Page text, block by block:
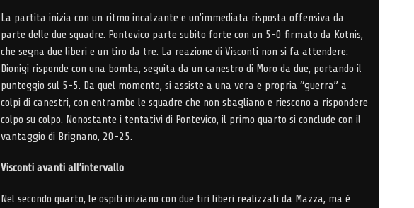
La partita inizia con un ritmo incalzante e un’immediata risposta offensiva da
parte delle due squadre. Pontevico parte subito forte con un 5-0 firmato da Kotnis,
che segna due liberi e un tiro da tre. La reazione di Visconti non si fa attendere:
Dionigi risponde con una bomba, seguita da un canestro di Moro da due, portando il
punteggio sul 5-5. Da quel momento, si assiste a una vera e propria “guerra” a
colpi di canestri, con entrambe le squadre che non sbagliano e riescono a rispondere
colpo su colpo. Nonostante i tentativi di Pontevico, il primo quarto si conclude con il
vantaggio di Brignano, 20-25.
Visconti avanti all’intervallo
Nel secondo quarto, le ospiti iniziano con due tiri liberi realizzati da Mazza, ma è